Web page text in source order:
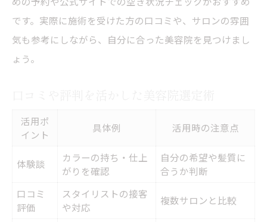
です。実際に施術を受けた方の口コミや、サロンの雰囲
気も参考にしながら、自分に合った美容院を見つけまし
ょう。
活用ポ
イント
具体例 活用時の注意点
体験談
カラーの持ち・仕上
がりを確認
自分の希望や髪質に
合うか判断
口コミ
評価
スタイリストの接客
や対応
複数サロンと比較